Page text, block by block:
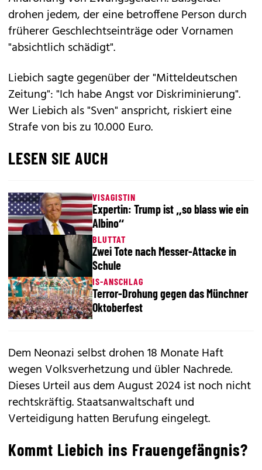
drohen jedem, der eine betroffene Person durch
früherer Geschlechtseinträge oder Vornamen
"absichtlich schädigt".
Liebich sagte gegenüber der "Mitteldeutschen
Zeitung": "Ich habe Angst vor Diskriminierung".
Wer Liebich als "Sven" anspricht, riskiert eine
Strafe von bis zu 10.000 Euro.
LESEN SIE AUCH
VISAGISTIN
Expertin: Trump ist „so blass wie ein
Albino“
BLUTTAT
Zwei Tote nach Messer-Attacke in
Schule
IS-ANSCHLAG
Terror-Drohung gegen das Münchner
Oktoberfest
Dem Neonazi selbst drohen 18 Monate Haft
wegen Volksverhetzung und übler Nachrede.
Dieses Urteil aus dem August 2024 ist noch nicht
rechtskräftig. Staatsanwaltschaft und
Verteidigung hatten Berufung eingelegt.
Kommt Liebich ins Frauengefängnis?